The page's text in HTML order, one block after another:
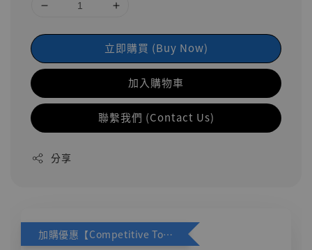
立即購買 (Buy Now)
加入購物車
聯繫我們 (Contact Us)
分享
加購優惠【Competitive Toys 梅西 [CM001]】